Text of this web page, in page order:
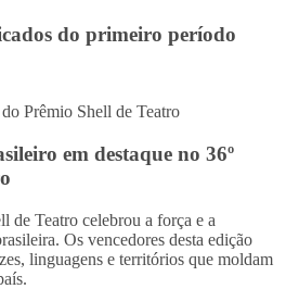
do primeiro período
Prêmio Shell de Teatro
em destaque no 36º
de Teatro celebrou a força e a
Os vencedores desta edição
linguagens e territórios que moldam